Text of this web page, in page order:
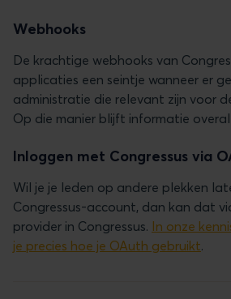
Webhooks
De krachtige webhooks van
applicaties een seintje wanneer er
administratie die relevant zijn voor
Op die manier blijft informatie
Inloggen met Congressus via
Wil je je leden op andere plekken
Congressus-account, dan kan dat
provider in Congressus. In onze
je precies hoe je OAuth gebruikt.